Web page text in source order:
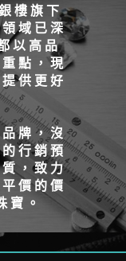
樓旗下
域已深
以高品
點，現
供更好
牌，沒
行銷預
，致力
價的價
寶。